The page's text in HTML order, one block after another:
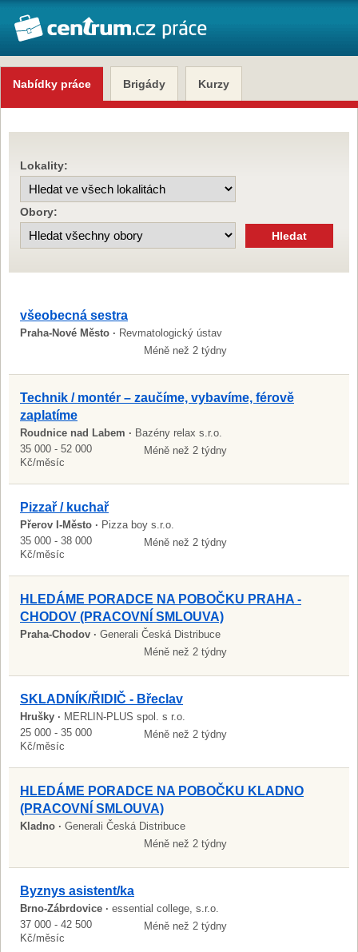
Nabídky práce Brigády Kurzy
Lokality:
Obory:
všeobecná sestra
Praha-Nové Město · Revmatologický ústav
Méně než 2 týdny
Technik / montér – zaučíme, vybavíme, férově
zaplatíme
Roudnice nad Labem · Bazény relax s.r.o.
35 000 - 52 000
Kč/měsíc
Méně než 2 týdny
Pizzař / kuchař
Přerov I-Město · Pizza boy s.r.o.
35 000 - 38 000
Kč/měsíc
Méně než 2 týdny
HLEDÁME PORADCE NA POBOČKU PRAHA -
CHODOV (PRACOVNÍ SMLOUVA)
Praha-Chodov · Generali Česká Distribuce
Méně než 2 týdny
SKLADNÍK/ŘIDIČ - Břeclav
Hrušky · MERLIN-PLUS spol. s r.o.
25 000 - 35 000
Kč/měsíc
Méně než 2 týdny
HLEDÁME PORADCE NA POBOČKU KLADNO
(PRACOVNÍ SMLOUVA)
Kladno · Generali Česká Distribuce
Méně než 2 týdny
Byznys asistent/ka
Brno-Zábrdovice · essential college, s.r.o.
37 000 - 42 500
Kč/měsíc
Méně než 2 týdny